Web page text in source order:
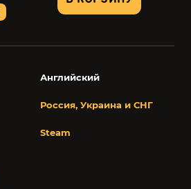
Английский
Россия, Украина и СНГ
Steam